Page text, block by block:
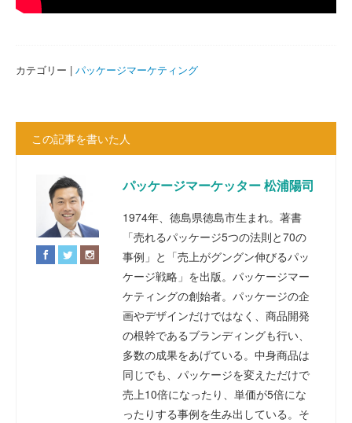
カテゴリー | パッケージマーケティング
この記事を書いた人
パッケージマーケッター 松浦陽司
1974年、徳島県徳島市生まれ。著書
「売れるパッケージ5つの法則と70の
事例」と「売上がグングン伸びるパッ
ケージ戦略」を出版。パッケージマー
ケティングの創始者。パッケージの企
画やデザインだけではなく、商品開発
の根幹であるブランディングも行い、
多数の成果をあげている。中身商品は
同じでも、パッケージを変えただけで
売上10倍になったり、単価が5倍にな
ったりする事例を生み出している。そ